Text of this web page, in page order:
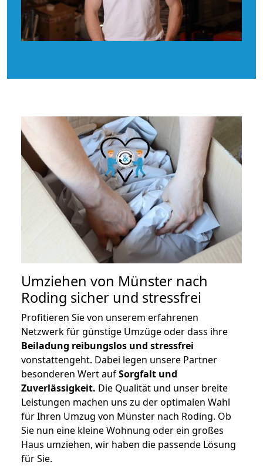
Umziehen von Münster nach
Roding sicher und stressfrei
Profitieren Sie von unserem erfahrenen
Netzwerk für günstige Umzüge oder dass ihre
Beiladung reibungslos und stressfrei
vonstattengeht. Dabei legen unsere Partner
besonderen Wert aufSorgfalt und
Zuverlässigkeit. Die Qualität und unser breite
Leistungen machen uns zu der optimalen Wahl
für Ihren Umzug von Münster nach Roding. Ob
Sie nun eine kleine Wohnung oder ein großes
Haus umziehen, wir haben die passende Lösung
für Sie.